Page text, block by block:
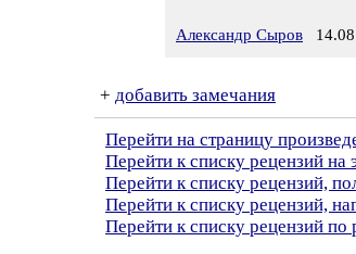
Александр Сыров
+ добавить замечания
Перейти на страницу
Перейти к списку рецензий на
Перейти к списку рецензий,
Перейти к списку рецензий,
Перейти к списку рецензий по